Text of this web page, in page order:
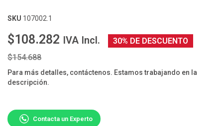
SKU 107002.1
$108.282 IVA Incl.
30% DE DESCUENTO
$154.688
Para más detalles, contáctenos. Estamos trabajando en la
descripción.
Contacta un Experto